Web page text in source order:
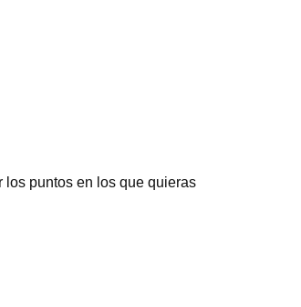
los puntos en los que quieras